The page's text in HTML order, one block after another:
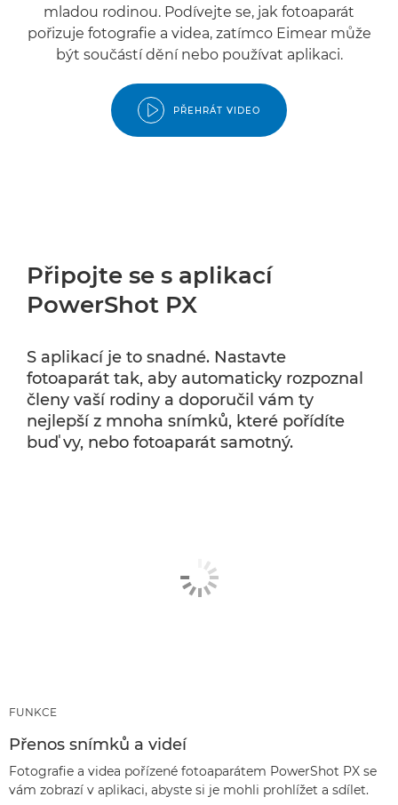
mladou rodinou. Podívejte se, jak fotoaparát
pořizuje fotografie a videa, zatímco Eimear může
být součástí dění nebo používat aplikaci.
PŘEHRÁT VIDEO
Připojte se s aplikací
PowerShot PX
S aplikací je to snadné. Nastavte
fotoaparát tak, aby automaticky rozpoznal
členy vaší rodiny a doporučil vám ty
nejlepší z mnoha snímků, které pořídíte
buď vy, nebo fotoaparát samotný.
FUNKCE
Přenos snímků a videí
Fotografie a videa pořízené fotoaparátem PowerShot PX se
vám zobrazí v aplikaci, abyste si je mohli prohlížet a sdílet.